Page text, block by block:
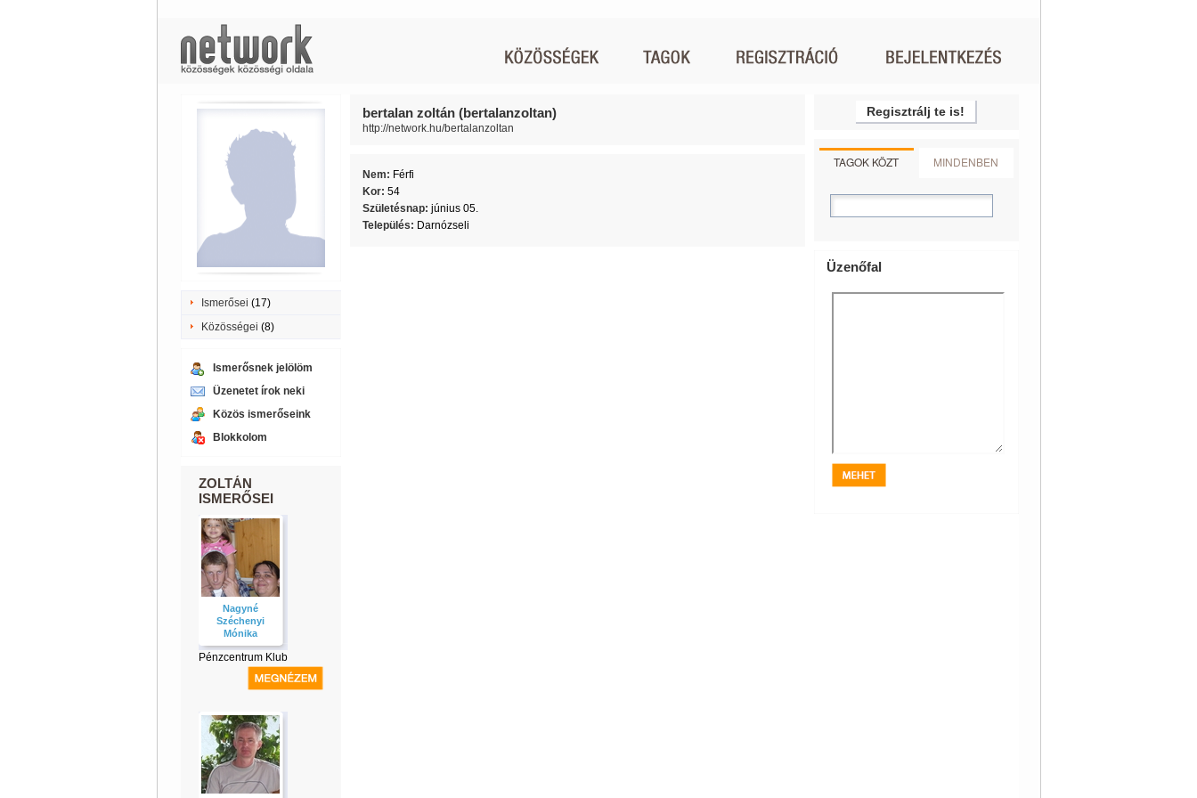
Ismerősei (17)
Közösségei (8)
Ismerősnek jelölöm
Üzenetet írok neki
Közös ismerőseink
Blokkolom
ZOLTÁN
ISMERŐSEI
Nagyné
Széchenyi
Mónika
Pénzcentrum Klub
bertalan zoltán (bertalanzoltan)
http://network.hu/bertalanzoltan
Nem: Férfi
Kor: 54
Születésnap: június 05.
Település: Darnózseli
Regisztrálj te is!
TAGOK KÖZT MINDENBEN
Üzenőfal